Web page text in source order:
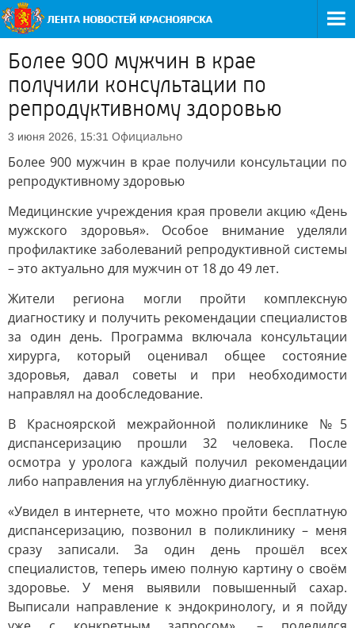
Более 900 мужчин в крае
получили консультации по
репродуктивному здоровью
3 июня 2026, 15:31 Официально
Более 900 мужчин в крае получили консультации по
репродуктивному здоровью
Медицинские учреждения края провели акцию «День
мужского здоровья». Особое внимание уделяли
профилактике заболеваний репродуктивной системы
– это актуально для мужчин от 18 до 49 лет.
Жители региона могли пройти комплексную
диагностику и получить рекомендации специалистов
за один день. Программа включала консультации
хирурга, который оценивал общее состояние
здоровья, давал советы и при необходимости
направлял на дообследование.
В Красноярской межрайонной поликлинике №5
диспансеризацию прошли 32 человека. После
осмотра у уролога каждый получил рекомендации
либо направления на углублённую диагностику.
«Увидел в интернете, что можно пройти бесплатную
диспансеризацию, позвонил в поликлинику – меня
сразу записали. За один день прошёл всех
специалистов, теперь имею полную картину о своём
здоровье. У меня выявили повышенный сахар.
Выписали направление к эндокринологу, и я пойду